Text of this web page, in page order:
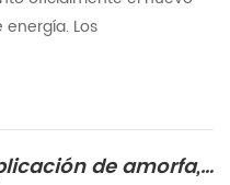
Los
utilizados en
y las comunidades
pérdida del
Lo que pasa Diferente aplicación de amorfa, nanocryAtalline suave magnético núcleos?